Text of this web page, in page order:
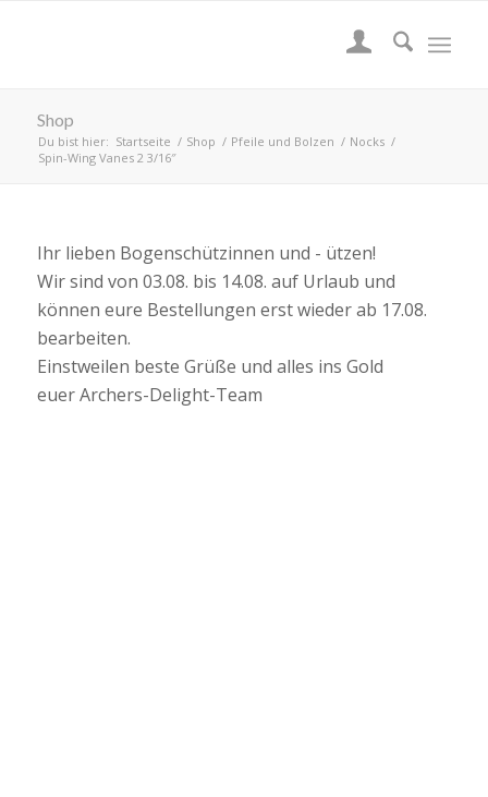
Shop
Du bist hier: Startseite / Shop / Pfeile und Bolzen / Nocks /
Spin-Wing Vanes 2 3/16″
Ihr lieben Bogenschützinnen und - ützen!
Wir sind von 03.08. bis 14.08. auf Urlaub und
können eure Bestellungen erst wieder ab 17.08.
bearbeiten.
Einstweilen beste Grüße und alles ins Gold
euer Archers-Delight-Team